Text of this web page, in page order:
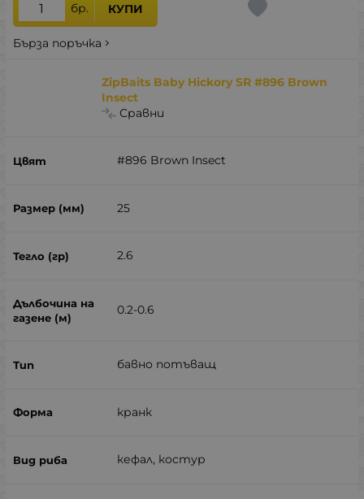
бр. КУПИ
Бърза поръчка
ZipBaits Baby Hickory SR #896 Brown
Insect
Сравни
#896 Brown Insect
25
2.6
0.2-0.6
бавно потъващ
кранк
кефал, костур